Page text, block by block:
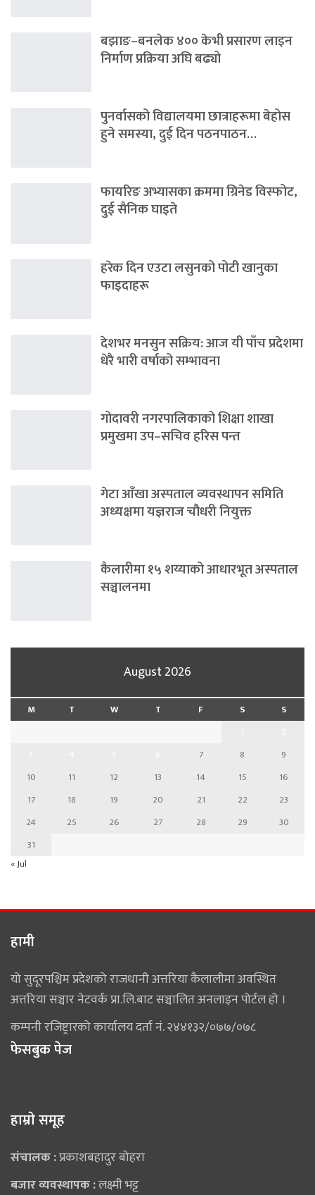
बझाङ–बनलेक ४०० केभी प्रसारण लाइन
निर्माण प्रक्रिया अघि बढ्यो
पुनर्वासको विद्यालयमा छात्राहरूमा बेहोस
हुने समस्या, दुई दिन पठनपाठन…
फायरिङ अभ्यासका क्रममा ग्रिनेड विस्फोट,
दुई सैनिक घाइते
हरेक दिन एउटा लसुनको पोटी खानुका
फाइदाहरू
देशभर मनसुन सक्रिय: आज यी पाँच प्रदेशमा
धेरै भारी वर्षाको सम्भावना
गोदावरी नगरपालिकाको शिक्षा शाखा
प्रमुखमा उप–सचिव हरिस पन्त
गेटा आँखा अस्पताल व्यवस्थापन समिति
अध्यक्षमा यज्ञराज चौधरी नियुक्त
कैलारीमा १५ शय्याको आधारभूत अस्पताल
सञ्चालनमा
August 2026
M T W T F S
S
7 8
9
10
11 12 13 14 15
16
17
18 19 20 21 22
23
24
25 26 27 28 29
30
31
« Jul
हामी
यो सुदूरपश्चिम प्रदेशको राजधानी अत्तरिया कैलालीमा अवस्थित
अत्तरिया सञ्चार नेटवर्क प्रा.लि.बाट सञ्चालित अनलाइन पोर्टल हो ।
कम्पनी रजिष्ट्रारको कार्यालय दर्ता नं. २४४१३२/०७७/०७८
फेसबुक पेज
हाम्राे समूह
संचालक :प्रकाशबहादुर बोहरा
बजार व्यवस्थापक :लक्ष्मी भट्ट